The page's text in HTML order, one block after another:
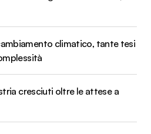
climatico, tante tesi
cresciuti oltre le attese a